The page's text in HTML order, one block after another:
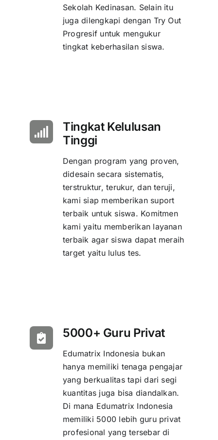
Sekolah Kedinasan. Selain itu
juga dilengkapi dengan Try Out
Progresif untuk mengukur
tingkat keberhasilan siswa.
Tingkat Kelulusan
Tinggi
Dengan program yang proven,
didesain secara sistematis,
terstruktur, terukur, dan teruji,
kami siap memberikan suport
terbaik untuk siswa. Komitmen
kami yaitu memberikan layanan
terbaik agar siswa dapat meraih
target yaitu lulus tes.
5000+ Guru Privat
Edumatrix Indonesia bukan
hanya memiliki tenaga pengajar
yang berkualitas tapi dari segi
kuantitas juga bisa diandalkan.
Di mana Edumatrix Indonesia
memiliki 5000 lebih guru privat
profesional yang tersebar di